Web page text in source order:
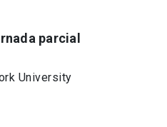
parcial
University